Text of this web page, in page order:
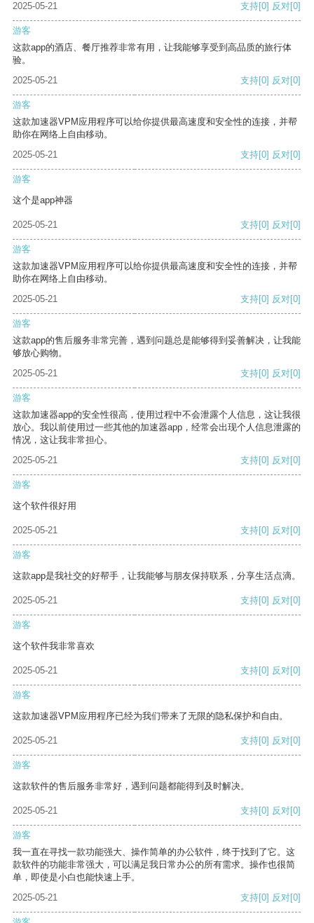
2025-05-21 支持[0] 反对[0]
游客
这款app的酒店、餐厅推荐非常有用，让我能够享受到高品质的旅行体
验。
2025-05-21
支持[0] 反对[0]
游客
这款加速器VPM应用程序可以给你提供最高速度和安全性的连接，并帮
助你在网络上自由移动。
2025-05-21
支持[0] 反对[0]
游客
这个是app神器
2025-05-21 支持[0] 反对[0]
游客
这款加速器VPM应用程序可以给你提供最高速度和安全性的连接，并帮
助你在网络上自由移动。
2025-05-21
支持[0] 反对[0]
游客
这款app的售后服务非常完善，遇到问题总是能够得到妥善解决，让我能
够放心购物。
2025-05-21
支持[0] 反对[0]
游客
这款加速器app的安全性很高，使用过程中不会泄露个人信息，这让我很
放心。我以前使用过一些其他的加速器app，经常会出现个人信息泄露的
情况，这让我非常担心。
2025-05-21
支持[0] 反对[0]
游客
这个软件很好用
2025-05-21 支持[0] 反对[0]
游客
这款app是我社交的好帮手，让我能够与朋友保持联系，分享生活点滴。
2025-05-21 支持[0] 反对[0]
游客
这个软件我非常喜欢
2025-05-21 支持[0] 反对[0]
游客
这款加速器VPM应用程序已经为我们带来了无限的隐私保护和自由。
2025-05-21 支持[0] 反对[0]
游客
这款软件的售后服务非常好，遇到问题都能得到及时解决。
2025-05-21 支持[0] 反对[0]
游客
我一直在寻找一款功能强大、操作简单的办公软件，终于找到了它。这
款软件的功能非常强大，可以满足我日常办公的所有需求。操作也很简
单，即使是小白也能快速上手。
2025-05-21
支持[0] 反对[0]